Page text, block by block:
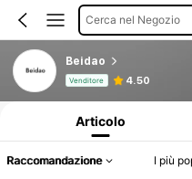
Cerca nel Negozio
Beidao
Venditore 4.50
Articolo
Raccomandazione I più